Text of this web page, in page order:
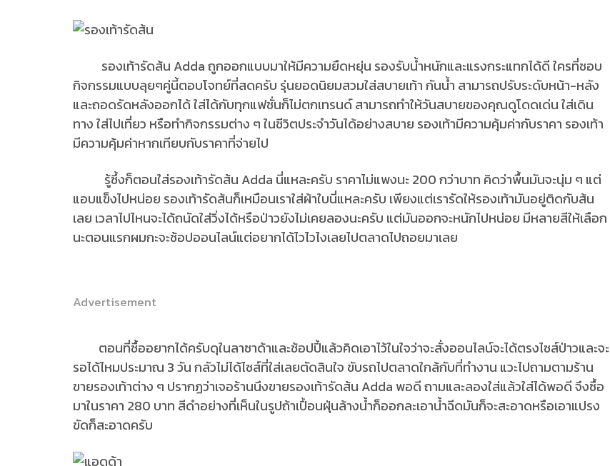
รองเท้ารัดส้น Adda ถูกออกแบบมาให้มีความยืดหยุ่น รองรับน้ำหนักและแรงกระแทกได้ดี ใครที่ชอบ
กิจกรรมแบบลุยๆคู่นี้ตอบโจทย์ที่สดครับ รุ่นยอดนิยมสวมใส่สบายเท้า กันน้ำ สามารถปรับระดับหน้า-หลัง
และถอดรัดหลังออกได้ ใส่ได้กับทุกแฟชั่นก็ไม่ตกเทรนด์ สามารถทำให้วันสบายของคุณดูโดดเด่น ใส่เดิน
ทาง ใส่ไปเที่ยว หรือทำกิจกรรมต่าง ๆ ในชีวิตประจำวันได้อย่างสบาย รองเท้ามีความคุ้มค่ากับราคา รองเท้า
มีความคุ้มค่าหากเทียบกับราคาที่จ่ายไป
รู้ซึ้งก็ตอนใส่รองเท้ารัดส้น Adda นี่แหละครับ ราคาไม่แพงนะ 200 กว่าบาท คิดว่าพื้นมันจะนุ่ม ๆ แต่
แอบแข็งไปหน่อย รองเท้ารัดส้นก็เหมือนเราใส่ผ้าใบนี่แหละครับ เพียงแต่เรารัดให้รองเท้ามันอยู่ติดกับส้น
เลย เวลาไปไหนจะได้ถนัดใส่วิ่งได้หรือป่าวยังไม่เคยลองนะครับ แต่มันออกจะหนักไปหน่อย มีหลายสีให้เลือก
นะตอนแรกผมกะจะช้อปออนไลน์แต่อยากได้ไวไวไงเลยไปตลาดไปถอยมาเลย
Advertisement
ตอนที่ซื้ออยากได้ครับดุในลาซาด้าและช้อปปี้แล้วคิดเอาไว้ในใจว่าจะสั่งออนไลน์จะได้ตรงไซส์ป่าวและจะ
รอได้ไหมประมาณ 3 วัน กลัวไม่ได้ไซส์ที่ใส่เลยตัดสินใจ ขับรถไปตลาดใกล้กับที่ทำงาน แวะไปถามตามร้าน
ขายรองเท้าต่าง ๆ ปรากฏว่าเจอร้านนึงขายรองเท้ารัดส้น Adda พอดี ถามและลองใส่แล้วใส่ได้พอดี จึงซื้อ
มาในราคา 280 บาท สีดำอย่างที่เห็นในรูปถ้าเปื้อนฝุ่นล้างน้ำก็ออกละเอาน้ำฉีดมันก็จะสะอาดหรือเอาแปรง
ขัดก็สะอาดครับ